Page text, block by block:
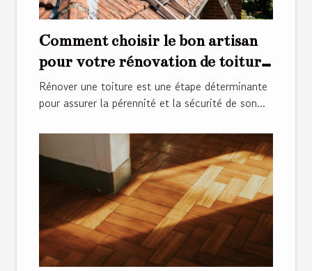
Comment choisir le bon artisan
pour votre rénovation de toiture
?
Rénover une toiture est une étape déterminante
pour assurer la pérennité et la sécurité de son...